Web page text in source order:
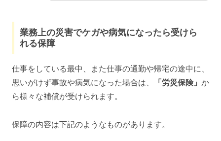
業務上の災害でケガや病気になったら受けら
れる保障
仕事をしている最中、また仕事の通勤や帰宅の途中に、
思いがけず事故や病気になった場合は、
「労災保険」 か
ら様々な補償が受けられます。
保障の内容は下記のようなものがあります。